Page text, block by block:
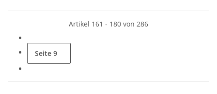
Artikel 161 - 180 von 286
Seite 9